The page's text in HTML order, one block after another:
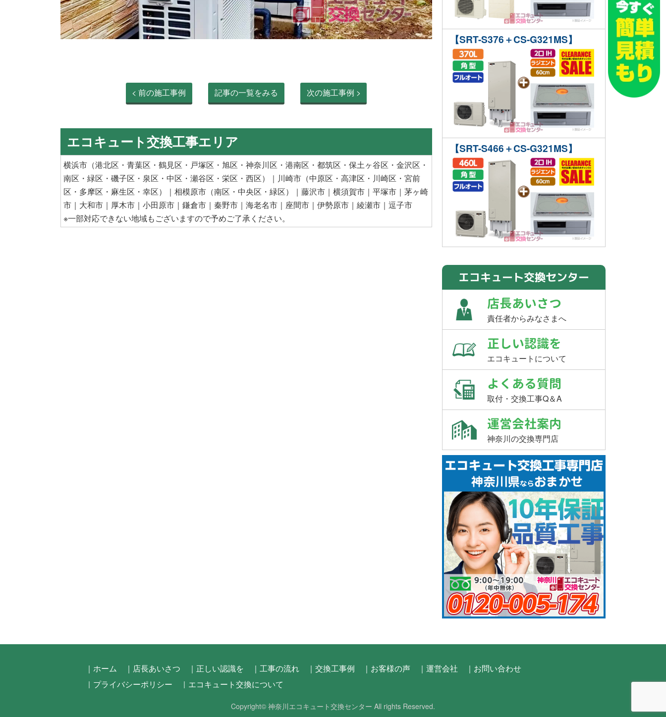
< 前の施工事例 記事の一覧をみる 次の施工事例 >
エコキュート交換工事エリア
横浜市（港北区 ・ 青葉区 ・ 鶴見区 ・ 戸塚区 ・ 旭区 ・神奈川区・ 港南区 ・ 都筑区 ・ 保土ヶ谷区 ・ 金沢区 ・
南区 ・ 緑区 ・ 磯子区 ・ 泉区 ・ 中区 ・ 瀬谷区 ・ 栄区 ・ 西区）｜ 川崎市（中原区 ・ 高津区 ・川崎区・ 宮前
区 ・多摩区・ 麻生区 ・ 幸区）｜ 相模原市（南区 ・ 中央区 ・ 緑区）｜ 藤沢市｜ 横須賀市｜ 平塚市｜ 茅ヶ崎
市｜ 大和市｜ 厚木市｜ 小田原市｜ 鎌倉市｜ 秦野市｜ 海老名市｜ 座間市｜ 伊勢原市｜ 綾瀬市｜ 逗子市
※一部対応できない地域もございますので予めご了承ください。
【SRT-S376＋CS-G321MS】
【SRT-S466＋CS-G321MS】
エコキュート交換センター
店長あいさつ
責任者からみなさまへ
正しい認識を
エコキュートについて
よくある質問
取付・交換工事Q＆A
運営会社案内
神奈川の交換専門店
｜ホーム ｜店長あいさつ ｜正しい認識を ｜工事の流れ ｜交換工事例 ｜お客様の声 ｜運営会社
｜お問い合わせ
｜プライバシーポリシー
｜エコキュート交換について
Copyright© 神奈川エコキュート交換センター All rights Reserved.